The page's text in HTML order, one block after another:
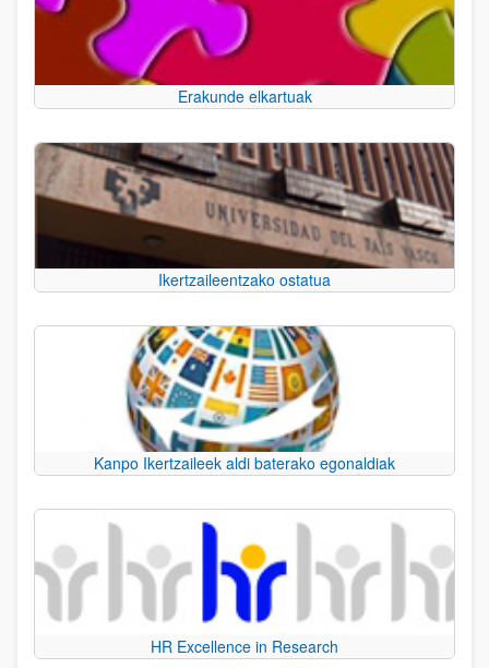
Erakunde elkartuak
Ikertzaileentzako ostatua
Kanpo Ikertzaileek aldi baterako egonaldiak
HR Excellence in Research